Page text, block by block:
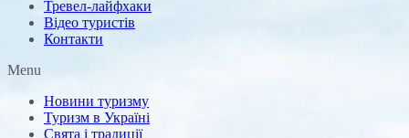
Тревел-лайфхаки
Відео туристів
Контакти
Menu
Новини туризму
Туризм в Україні
Свята і традиції